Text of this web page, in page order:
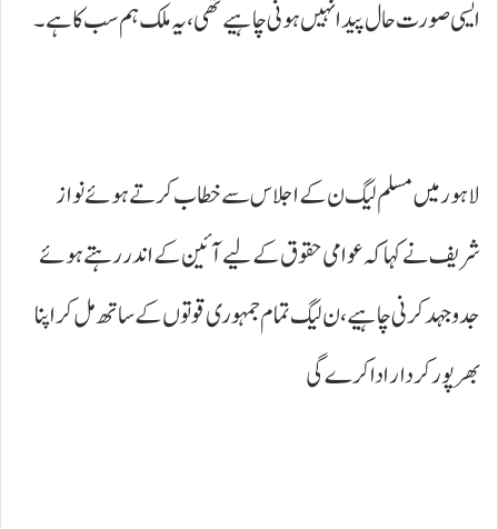
ایسی صورت حال پیدا نہیں ہونی چاہیے تھی، یہ ملک ہم سب کا ہے۔
لاہور میں مسلم لیگ ن کے اجلاس سے خطاب کرتے ہوئے نواز
شریف نے کہا کہ عوامی حقوق کے لیے آئین کے اندر رہتے ہوئے
جدوجہد کرنی چاہیے، ن لیگ تمام جمہوری قوتوں کے ساتھ مل کر اپنا
بھرپور کردار ادا کرے گی